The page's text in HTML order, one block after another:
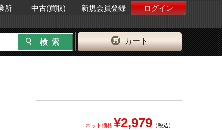
所 中古(買取) 新規会員登録
ログイン
カート
ネット価格 ¥2,979 （税込）